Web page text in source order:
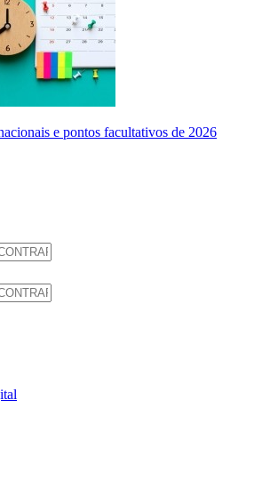
e pontos facultativos de 2026